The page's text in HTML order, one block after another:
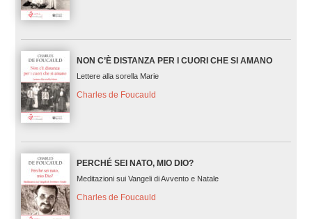
NON C’È DISTANZA PER I CUORI CHE SI AMANO
Lettere alla sorella Marie
Charles de Foucauld
PERCHÉ SEI NATO, MIO DIO?
Meditazioni sui Vangeli di Avvento e Natale
Charles de Foucauld